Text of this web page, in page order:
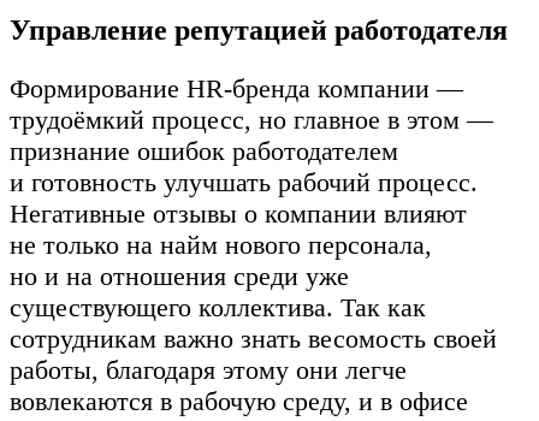
Управление репутацией работодателя
Формирование HR-бренда компании —
трудоёмкий процесс, но главное в этом —
признание ошибок работодателем
и готовность улучшать рабочий процесс.
Негативные отзывы о компании влияют
не только на найм нового персонала,
но и на отношения среди уже
существующего коллектива. Так как
сотрудникам важно знать весомость своей
работы, благодаря этому они легче
вовлекаются в рабочую среду, и в офисе